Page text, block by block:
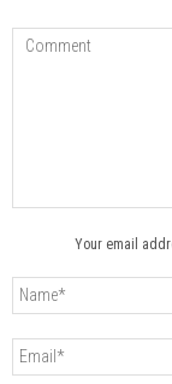
Your email